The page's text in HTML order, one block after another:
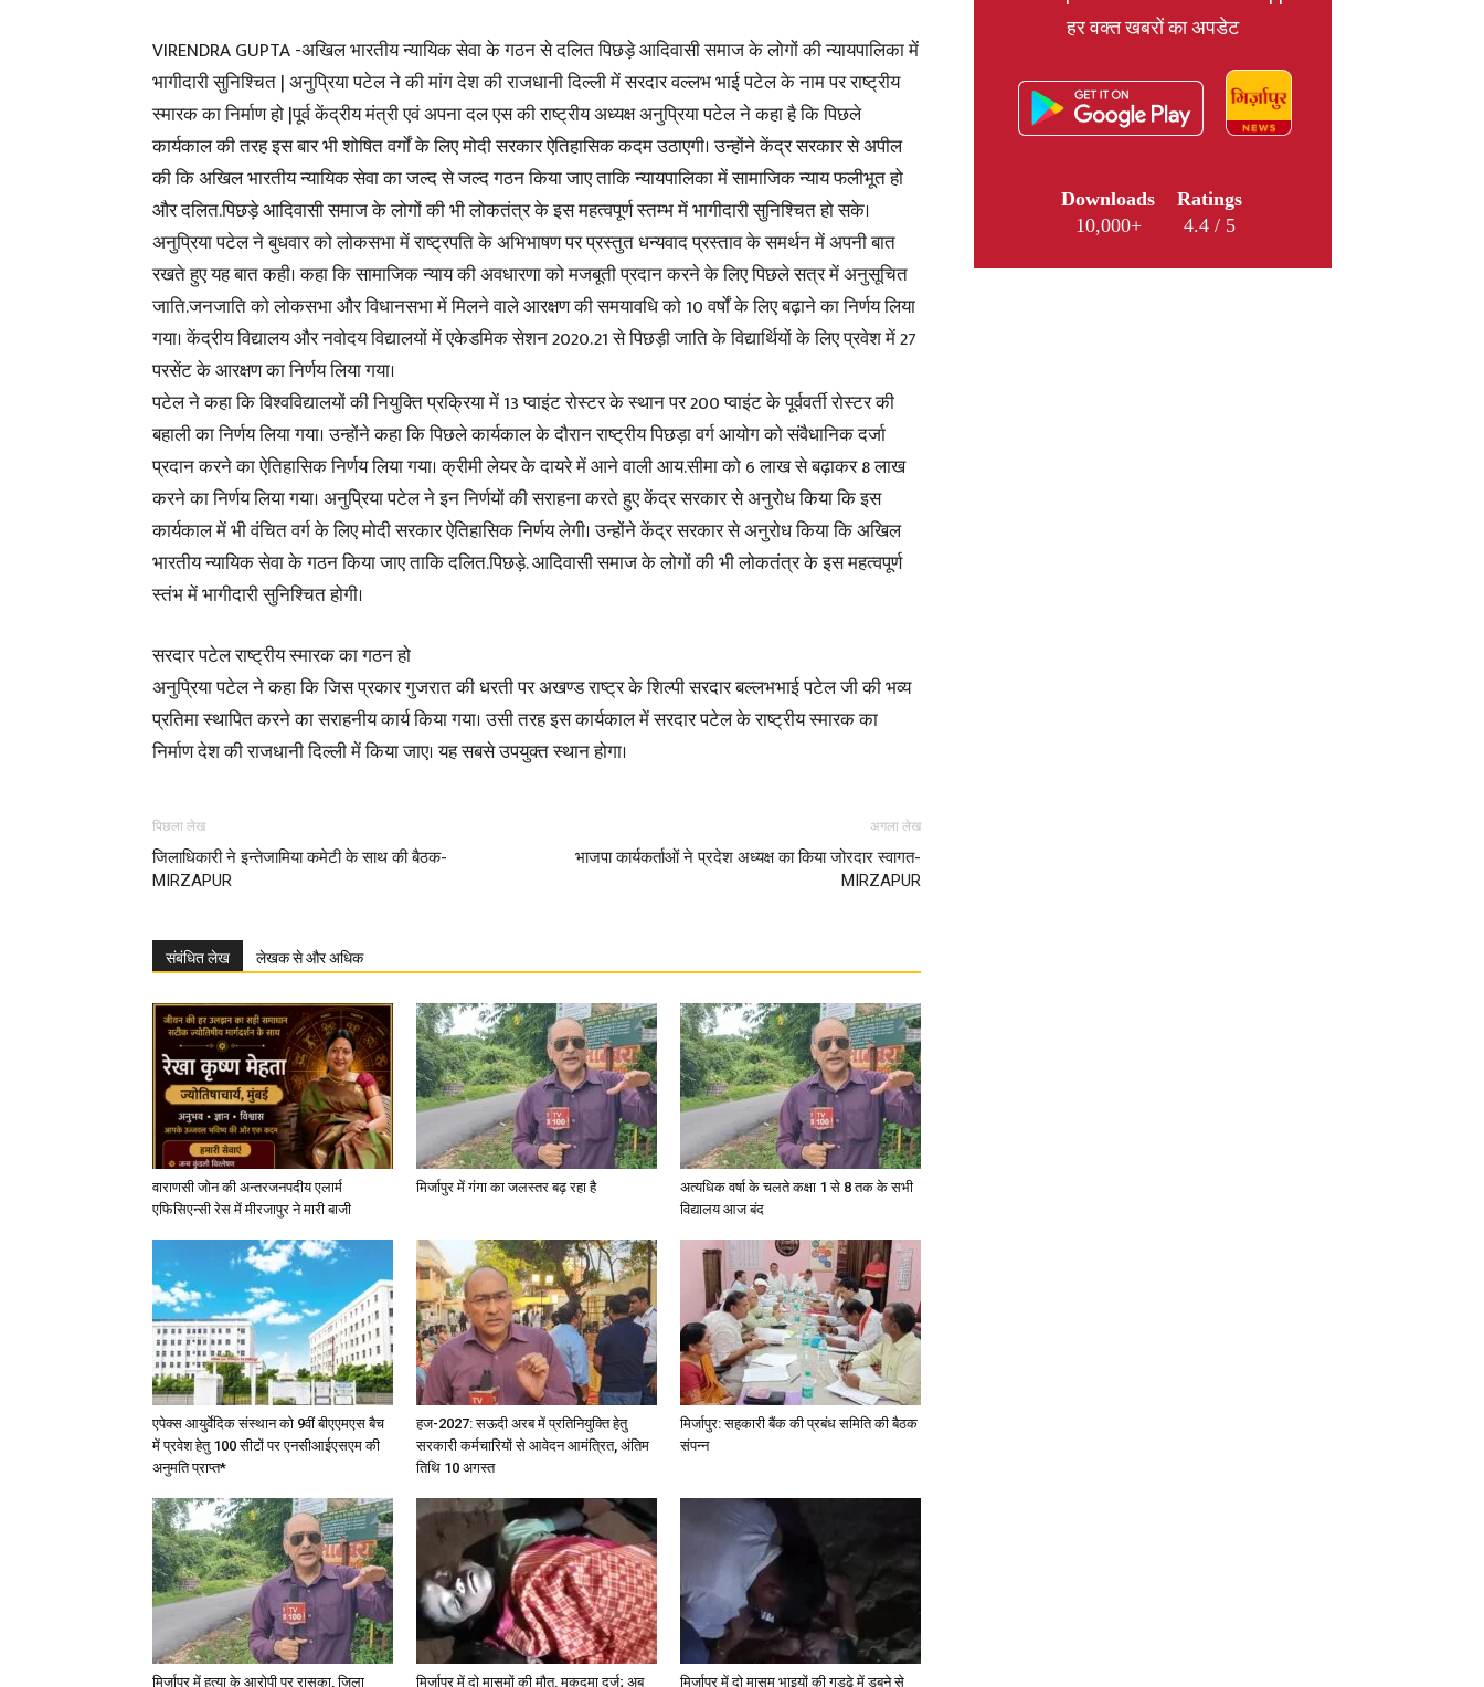
News,
Latest
News
in
Hindi,
News
Paper
VIRENDRA GUPTA -अखिल भारतीय न्यायिक सेवा के गठन से दलित पिछड़े आदिवासी समाज के लोगों की न्यायपालिका में
भागीदारी सुनिश्चित | अनुप्रिया पटेल ने की मांग देश की राजधानी दिल्ली में सरदार वल्लभ भाई पटेल के नाम पर राष्ट्रीय
स्मारक का निर्माण हो |पूर्व केंद्रीय मंत्री एवं अपना दल एस की राष्ट्रीय अध्यक्ष अनुप्रिया पटेल ने कहा है कि पिछले
कार्यकाल की तरह इस बार भी शोषित वर्गों के लिए मोदी सरकार ऐतिहासिक कदम उठाएगी। उन्होंने केंद्र सरकार से अपील
की कि अखिल भारतीय न्यायिक सेवा का जल्द से जल्द गठन किया जाए ताकि न्यायपालिका में सामाजिक न्याय फलीभूत हो
और दलित.पिछड़े आदिवासी समाज के लोगों की भी लोकतंत्र के इस महत्वपूर्ण स्तम्भ में भागीदारी सुनिश्चित हो सके।
अनुप्रिया पटेल ने बुधवार को लोकसभा में राष्ट्रपति के अभिभाषण पर प्रस्तुत धन्यवाद प्रस्ताव के समर्थन में अपनी बात
रखते हुए यह बात कही। कहा कि सामाजिक न्याय की अवधारणा को मजबूती प्रदान करने के लिए पिछले सत्र में अनुसूचित
जाति.जनजाति को लोकसभा और विधानसभा में मिलने वाले आरक्षण की समयावधि को 10 वर्षों के लिए बढ़ाने का निर्णय लिया
गया। केंद्रीय विद्यालय और नवोदय विद्यालयों में एकेडमिक सेशन 2020.21 से पिछड़ी जाति के विद्यार्थियों के लिए प्रवेश में 27
परसेंट के आरक्षण का निर्णय लिया गया।
पटेल ने कहा कि विश्वविद्यालयों की नियुक्ति प्रक्रिया में 13 प्वाइंट रोस्टर के स्थान पर 200 प्वाइंट के पूर्ववर्ती रोस्टर की
बहाली का निर्णय लिया गया। उन्होंने कहा कि पिछले कार्यकाल के दौरान राष्ट्रीय पिछड़ा वर्ग आयोग को संवैधानिक दर्जा
प्रदान करने का ऐतिहासिक निर्णय लिया गया। क्रीमी लेयर के दायरे में आने वाली आय.सीमा को 6 लाख से बढ़ाकर 8 लाख
करने का निर्णय लिया गया। अनुप्रिया पटेल ने इन निर्णयों की सराहना करते हुए केंद्र सरकार से अनुरोध किया कि इस
कार्यकाल में भी वंचित वर्ग के लिए मोदी सरकार ऐतिहासिक निर्णय लेगी। उन्होंने केंद्र सरकार से अनुरोध किया कि अखिल
भारतीय न्यायिक सेवा के गठन किया जाए ताकि दलित.पिछड़े. आदिवासी समाज के लोगों की भी लोकतंत्र के इस महत्वपूर्ण
स्तंभ में भागीदारी सुनिश्चित होगी।
सरदार पटेल राष्ट्रीय स्मारक का गठन हो
अनुप्रिया पटेल ने कहा कि जिस प्रकार गुजरात की धरती पर अखण्ड राष्ट्र के शिल्पी सरदार बल्लभभाई पटेल जी की भव्य
प्रतिमा स्थापित करने का सराहनीय कार्य किया गया। उसी तरह इस कार्यकाल में सरदार पटेल के राष्ट्रीय स्मारक का
निर्माण देश की राजधानी दिल्ली में किया जाए। यह सबसे उपयुक्त स्थान होगा।
पिछला लेख
जिलाधिकारी ने इन्तेजामिया कमेटी के साथ की बैठक-
MIRZAPUR
अगला लेख
भाजपा कार्यकर्ताओं ने प्रदेश अध्यक्ष का किया जोरदार स्वागत-
MIRZAPUR
संबंधित लेख लेखक से और अधिक
वाराणसी जोन की अन्तरजनपदीय एलार्म
एफिसिएन्सी रेस में मीरजापुर ने मारी बाजी
मिर्जापुर में गंगा का जलस्तर बढ़ रहा है
अत्यधिक वर्षा के चलते कक्षा 1 से 8 तक के सभी
विद्यालय आज बंद
एपेक्स आयुर्वेदिक संस्थान को 9वीं बीएएमएस बैच
में प्रवेश हेतु 100 सीटों पर एनसीआईएसएम की
अनुमति प्राप्त*
हज-2027: सऊदी अरब में प्रतिनियुक्ति हेतु
सरकारी कर्मचारियों से आवेदन आमंत्रित, अंतिम
तिथि 10 अगस्त
मिर्जापुर: सहकारी बैंक की प्रबंध समिति की बैठक
संपन्न
मिर्जापुर में हत्या के आरोपी पर रासुका, जिला
मिर्जापुर में दो मासूमों की मौत, मुकदमा दर्ज; अब
मिर्जापुर में दो मासूम भाइयों की गड्ढे में डूबने से
हर वक्त खबरों का अपडेट
Downloads
10,000+
Ratings
4.4 / 5